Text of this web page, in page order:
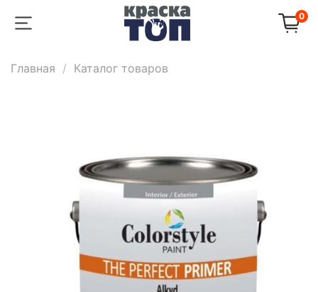
0
Главная Каталог товаров